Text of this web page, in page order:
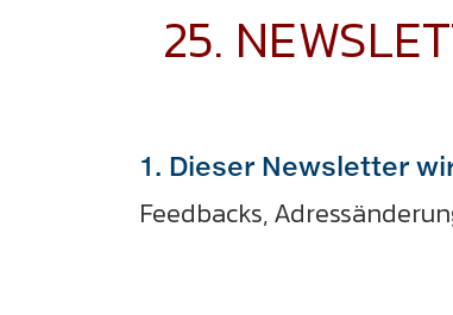
25.
1. Dieser Newsletter
Feedbacks,